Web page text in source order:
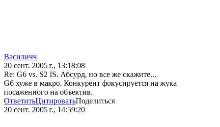
Василичч
20 сент. 2005 г., 13:18:08
Re: G6 vs. S2 IS. Абсурд, но все же скажите...
G6 хуже в макро. Конкурент фокусируется на жука
посаженного на объектив.
ОтветитьЦитироватьПоделиться
20 сент. 2005 г., 14:59:20